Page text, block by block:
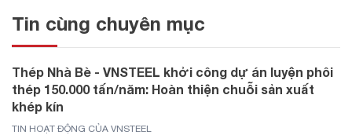
Tin cùng chuyên mục
Thép Nhà Bè - VNSTEEL khởi công dự án luyện phôi
thép 150.000 tấn/năm: Hoàn thiện chuỗi sản xuất
khép kín
TIN HOẠT ĐỘNG CỦA VNSTEEL